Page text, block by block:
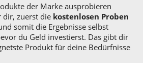
der Marke ausprobieren
zuerst die kostenlosen Proben
somit die Ergebnisse selbst
du Geld investierst. Das gibt dir
Produkt für deine Bedürfnisse